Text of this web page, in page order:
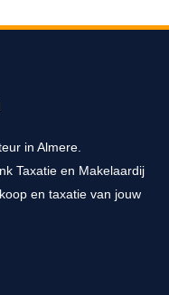
in Almere.
Taxatie en Makelaardij
en taxatie van jouw